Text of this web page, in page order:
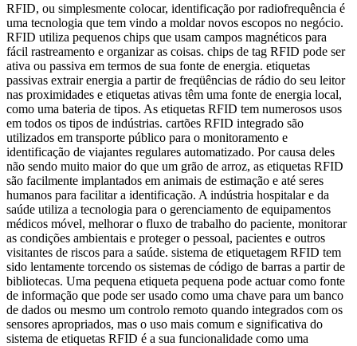
RFID, ou simplesmente colocar, identificação por radiofrequência é
uma tecnologia que tem vindo a moldar novos escopos no negócio.
RFID utiliza pequenos chips que usam campos magnéticos para
fácil rastreamento e organizar as coisas. chips de tag RFID pode ser
ativa ou passiva em termos de sua fonte de energia. etiquetas
passivas extrair energia a partir de freqüências de rádio do seu leitor
nas proximidades e etiquetas ativas têm uma fonte de energia local,
como uma bateria de tipos. As etiquetas RFID tem numerosos usos
em todos os tipos de indústrias. cartões RFID integrado são
utilizados em transporte público para o monitoramento e
identificação de viajantes regulares automatizado. Por causa deles
não sendo muito maior do que um grão de arroz, as etiquetas RFID
são facilmente implantados em animais de estimação e até seres
humanos para facilitar a identificação. A indústria hospitalar e da
saúde utiliza a tecnologia para o gerenciamento de equipamentos
médicos móvel, melhorar o fluxo de trabalho do paciente, monitorar
as condições ambientais e proteger o pessoal, pacientes e outros
visitantes de riscos para a saúde. sistema de etiquetagem RFID tem
sido lentamente torcendo os sistemas de código de barras a partir de
bibliotecas. Uma pequena etiqueta pequena pode actuar como fonte
de informação que pode ser usado como uma chave para um banco
de dados ou mesmo um controlo remoto quando integrados com os
sensores apropriados, mas o uso mais comum e significativa do
sistema de etiquetas RFID é a sua funcionalidade como uma